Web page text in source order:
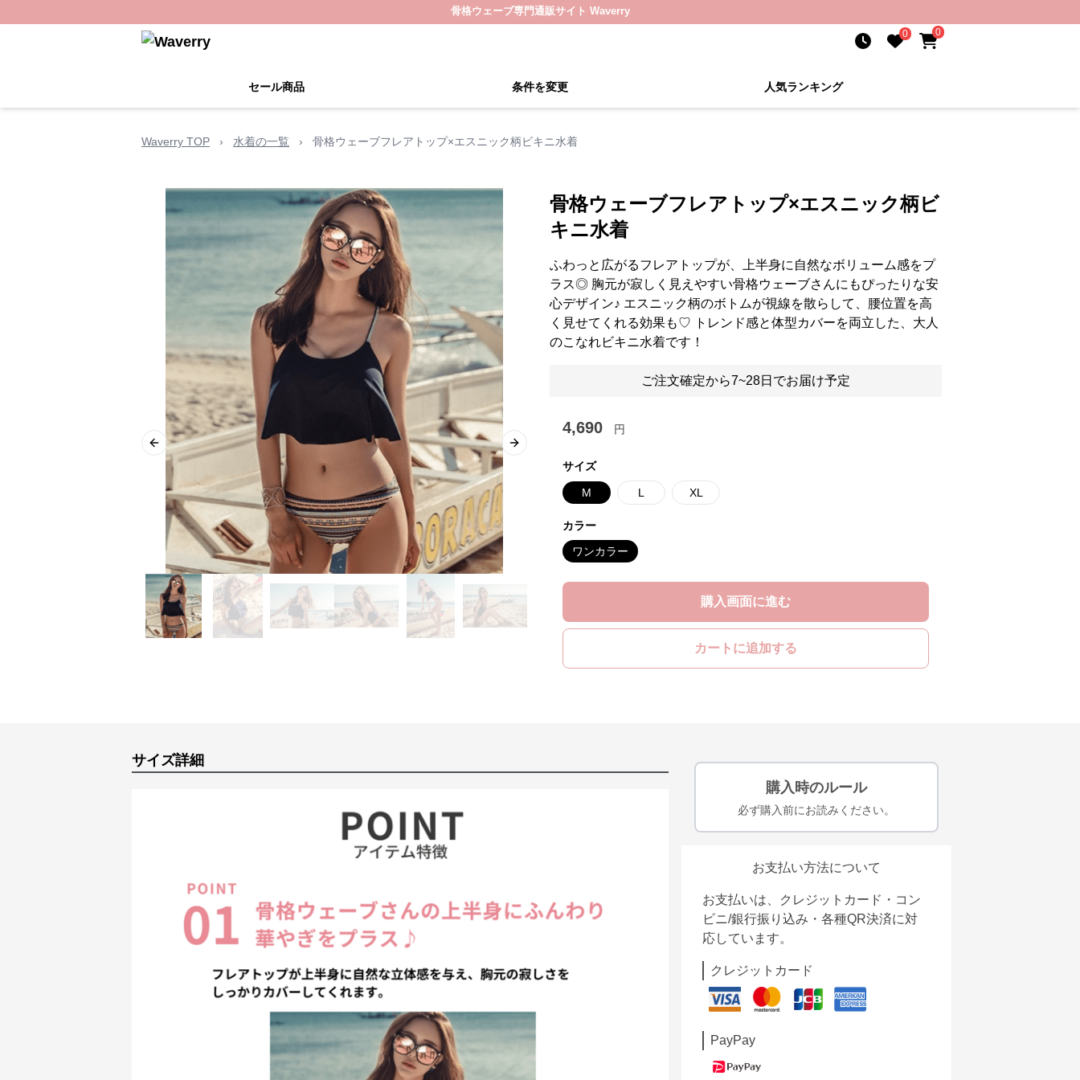
骨格ウェーブ専門通販サイト Waverry
0 0
セール商品 条件を変更 人気ランキング
Waverry TOP › 水着の一覧 › 骨格ウェーブフレアトップ×エスニック柄ビキニ水着
Previous slide Next slide
骨格ウェーブフレアトップ×エスニック柄ビ
キニ水着
ふわっと広がるフレアトップが、上半身に自然なボリューム感をプ
ラス◎ 胸元が寂しく見えやすい骨格ウェーブさんにもぴったりな安
心デザイン♪ エスニック柄のボトムが視線を散らして、腰位置を高
く見せてくれる効果も♡ トレンド感と体型カバーを両立した、大人
のこなれビキニ水着です！
ご注文確定から7~28日でお届け予定
4,690 円
サイズ
M L XL
カラー
ワンカラー
購入画面に進む
カートに追加する
サイズ詳細
購入時のルール
必ず購入前にお読みください。
お支払い方法について
お支払いは、クレジットカード・コン
ビニ/銀行振り込み・各種QR決済に対
応しています。
クレジットカード
PayPay